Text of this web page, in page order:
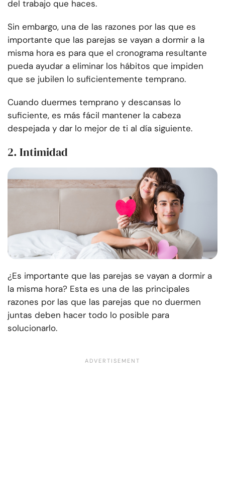
del trabajo que haces.
Sin embargo, una de las razones por las que es
importante que las parejas se vayan a dormir a la
misma hora es para que el cronograma resultante
pueda ayudar a eliminar los hábitos que impiden
que se jubilen lo suficientemente temprano.
Cuando duermes temprano y descansas lo
suficiente, es más fácil mantener la cabeza
despejada y dar lo mejor de ti al día siguiente.
2. Intimidad
¿Es importante que las parejas se vayan a dormir a
la misma hora? Esta es una de las principales
razones por las que las parejas que no duermen
juntas deben hacer todo lo posible para
solucionarlo.